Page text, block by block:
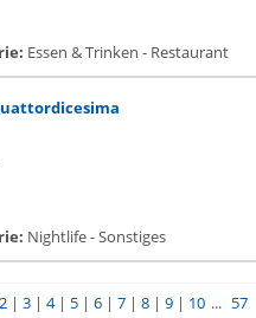
Essen & Trinken - Restaurant
Nightlife - Sonstiges
2 |3 |4| 5 |6 |7 |8 |9 | 10 ... 57